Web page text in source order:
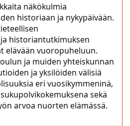
näkökulmia
historiaan ja nykypäivään.
historiantutkimuksen
elävään vuoropuheluun.
ja muiden yhteiskunnan
ja yksilöiden välisiä
eri vuosikymmeninä,
sekä
arvoa nuorten elämässä.